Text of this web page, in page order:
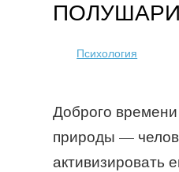
Психология
Доброго
природы —
активизировать